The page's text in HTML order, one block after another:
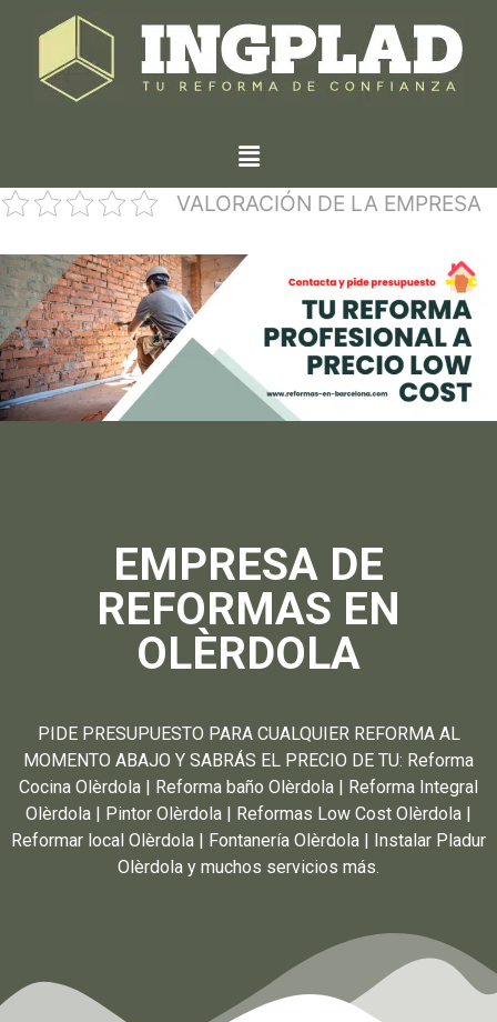
VALORACIÓN DE LA EMPRESA
EMPRESA DE
REFORMAS EN
OLÈRDOLA
PIDE PRESUPUESTO PARA CUALQUIER REFORMA AL
MOMENTO ABAJO Y SABRÁS EL PRECIO DE TU: Reforma
Cocina Olèrdola | Reforma baño Olèrdola | Reforma Integral
Olèrdola | Pintor Olèrdola | Reformas Low Cost Olèrdola |
Reformar local Olèrdola | Fontanería Olèrdola | Instalar Pladur
Olèrdola y muchos servicios más.